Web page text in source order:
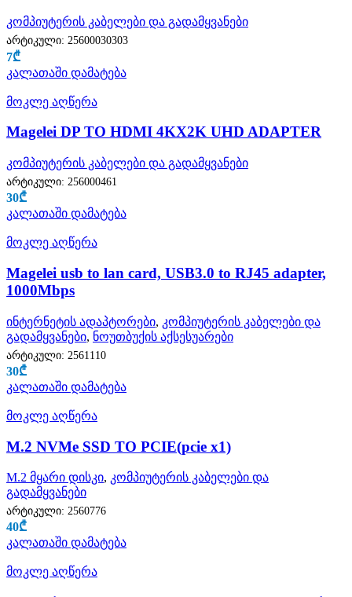
კომპიუტერის კაბელები და გადამყვანები
არტიკული: 25600030303
7₾
კალათაში დამატება
მოკლე აღწერა
Magelei DP TO HDMI 4KX2K UHD ADAPTER
კომპიუტერის კაბელები და გადამყვანები
არტიკული: 256000461
30₾
კალათაში დამატება
მოკლე აღწერა
Magelei usb to lan card, USB3.0 to RJ45 adapter,
1000Mbps
ინტერნეტის ადაპტორები, კომპიუტერის კაბელები და
გადამყვანები, ნოუთბუქის აქსესუარები
არტიკული: 2561110
30₾
კალათაში დამატება
მოკლე აღწერა
M.2 NVMe SSD TO PCIE(pcie x1)
M.2 მყარი დისკი, კომპიუტერის კაბელები და
გადამყვანები
არტიკული: 2560776
40₾
კალათაში დამატება
მოკლე აღწერა